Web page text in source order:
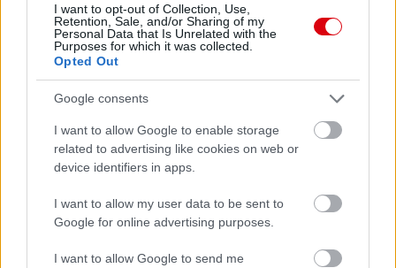
I want to opt-out of Collection, Use,
Retention, Sale, and/or Sharing of my
Personal Data that Is Unrelated with the
Purposes for which it was collected.
Opted Out
Google consents
I want to allow Google to enable storage
related to advertising like cookies on web or
device identifiers in apps.
I want to allow my user data to be sent to
Google for online advertising purposes.
I want to allow Google to send me
Meccs Center
Paris Saint-Germain
Manchester United
Felkészülési szezon 4. mérkőzés
2026-08-08 17:00